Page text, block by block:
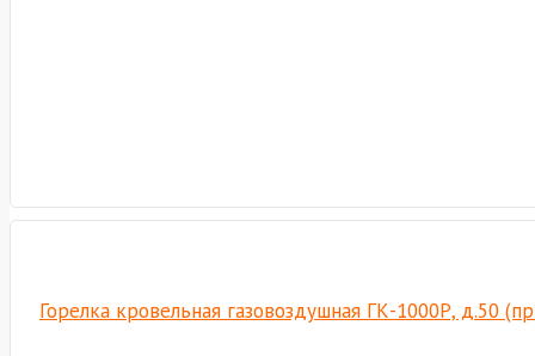
Горелка кровельная газовоздушная ГК-1000Р, д.50